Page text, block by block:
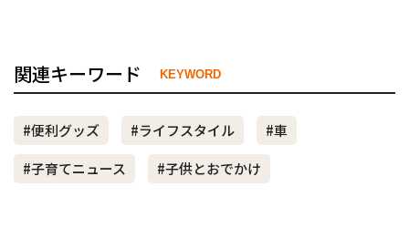
関連キーワード KEYWORD
#便利グッズ #ライフスタイル
#車
#子育てニュース
#子供とおでかけ